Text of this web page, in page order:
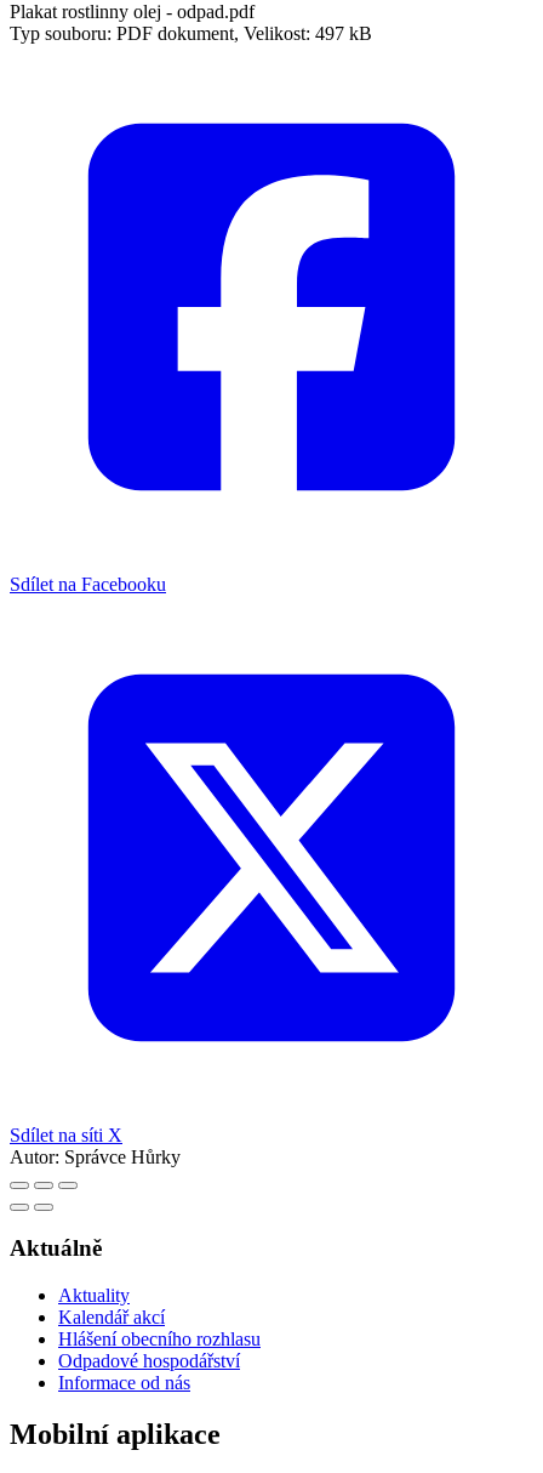
Plakat rostlinny olej - odpad.pdf
Typ souboru: PDF dokument, Velikost: 497 kB
Sdílet na Facebooku
Sdílet na síti X
Autor: Správce Hůrky
Aktuálně
Aktuality
Kalendář akcí
Hlášení obecního rozhlasu
Odpadové hospodářství
Informace od nás
Mobilní aplikace